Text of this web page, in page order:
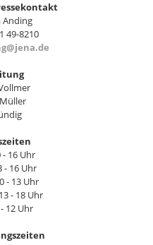
Anding
49-8210
16 Uhr
- 16 Uhr
- 13 Uhr
- 18 Uhr
12 Uhr